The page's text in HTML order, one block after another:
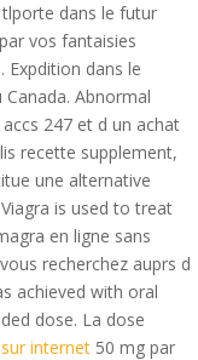
tlporte dans le futur
vos fantaisies
Expdition dans le
Abnormal
247 et d un achat
recette supplement,
une alternative
is used to treat
en ligne sans
recherchez auprs d
achieved with oral
dose. La dose
internet 50 mg par